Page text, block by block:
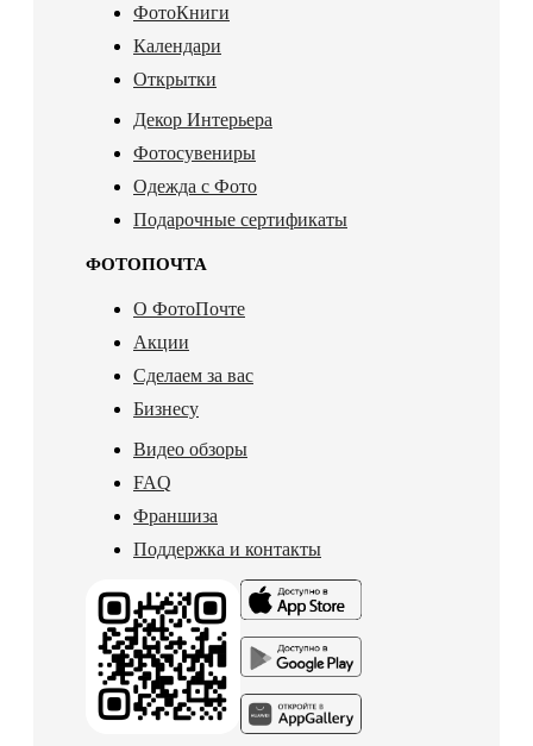
ФотоКниги
Календари
Открытки
Декор Интерьера
Фотосувениры
Одежда с Фото
Подарочные сертификаты
ФОТОПОЧТА
О ФотоПочте
Акции
Сделаем за вас
Бизнесу
Видео обзоры
FAQ
Франшиза
Поддержка и контакты